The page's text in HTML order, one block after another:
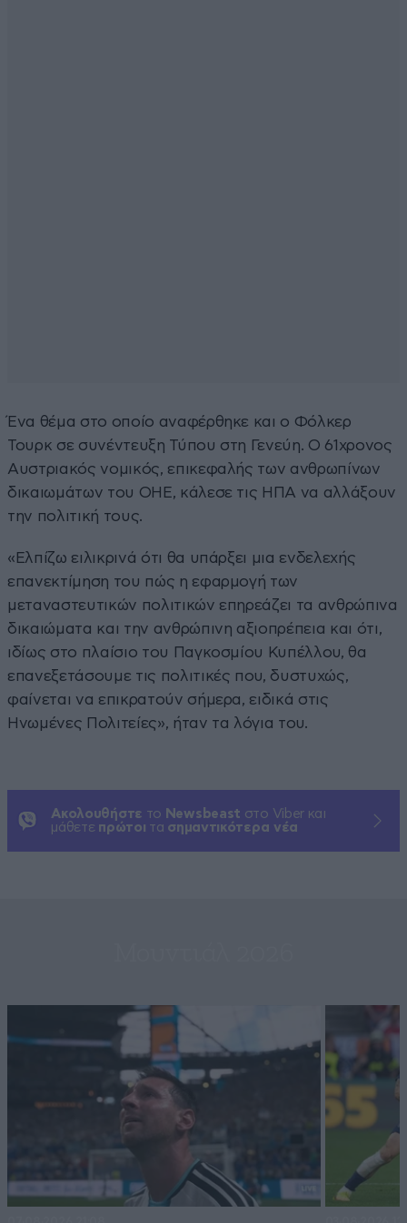
Ένα θέμα στο οποίο αναφέρθηκε και ο Φόλκερ
Τουρκ σε συνέντευξη Τύπου στη Γενεύη. Ο 61χρονος
Αυστριακός νομικός, επικεφαλής των ανθρωπίνων
δικαιωμάτων του ΟΗΕ, κάλεσε τις ΗΠΑ να αλλάξουν
την πολιτική τους.
«Ελπίζω ειλικρινά ότι θα υπάρξει μια ενδελεχής
επανεκτίμηση του πώς η εφαρμογή των
μεταναστευτικών πολιτικών επηρεάζει τα ανθρώπινα
δικαιώματα και την ανθρώπινη αξιοπρέπεια και ότι,
ιδίως στο πλαίσιο του Παγκοσμίου Κυπέλλου, θα
επανεξετάσουμε τις πολιτικές που, δυστυχώς,
φαίνεται να επικρατούν σήμερα, ειδικά στις
Ηνωμένες Πολιτείες», ήταν τα λόγια του.
Ακολουθήστε το Newsbeast στο Viber και
μάθετε πρώτοι τα σημαντικότερα νέα